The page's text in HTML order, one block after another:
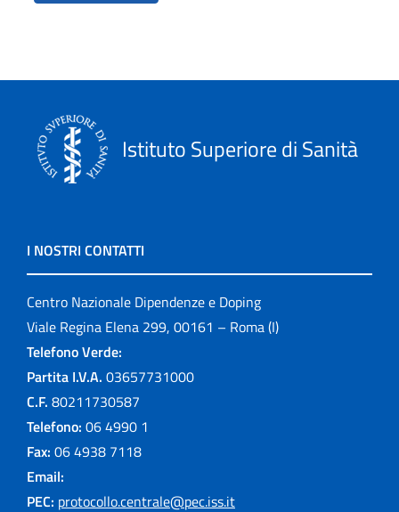
Istituto Superiore di Sanità
I NOSTRI CONTATTI
Centro Nazionale Dipendenze e Doping
Viale Regina Elena 299, 00161 – Roma (I)
Telefono Verde:
Partita I.V.A. 03657731000
C.F. 80211730587
Telefono: 06 4990 1
Fax: 06 4938 7118
Email:
PEC: protocollo.centrale@pec.iss.it